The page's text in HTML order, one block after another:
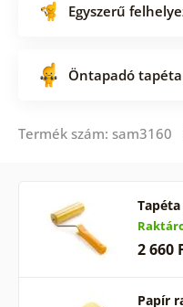
Egyszerű
Öntapadó
Termék szám: sam3160
2 660
Papír